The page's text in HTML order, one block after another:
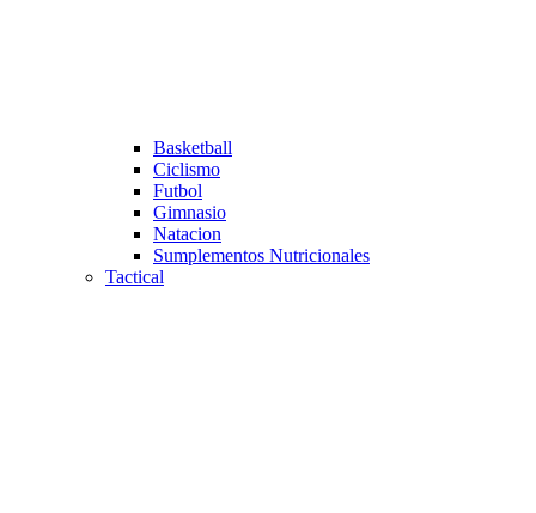
Basketball
Ciclismo
Futbol
Gimnasio
Natacion
Sumplementos Nutricionales
Tactical